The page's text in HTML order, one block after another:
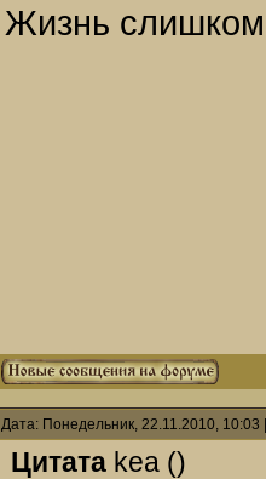
Жизнь слишком
Дата: Понедельник, 22.11.2010,
Цитата kea ()